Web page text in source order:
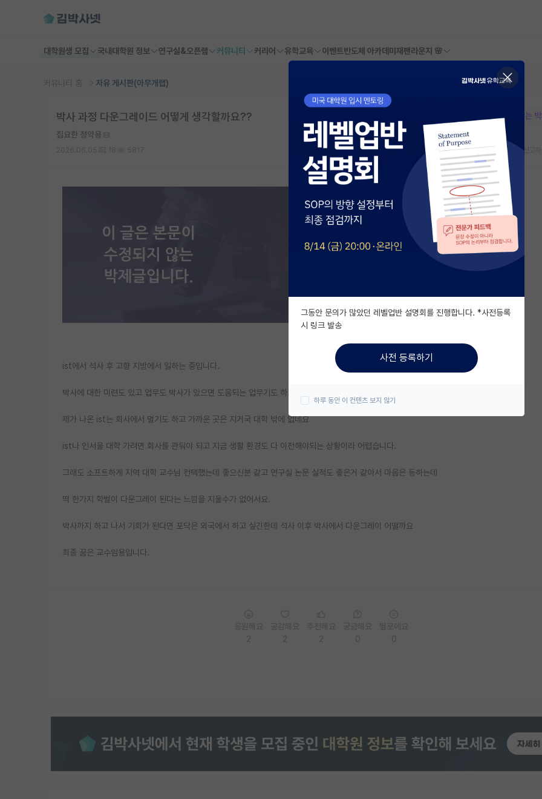
대학원생 모집 국내대학원 정보 연구실&오픈랩 커뮤니티 커리어 유학교육 이벤트반도체 아카데미 재팬라운지 🌸
커뮤니티 홈 자유 게시판(아무개랩)
본문이 수정되지 않는
박사 과정 다운그레이드 어떻게 생각할까요??
집요한 정약용
스크랩 신고
ist에서 석사 후 고향 지방에서 일하는 중입니다.
박사에 대한 미련도 있고 업무도 박사가 있으면 도움되는 업무기도 하고 회사 허락도 받아서 이번에 박사 진학을 생각 중인데
제가 나온 ist는 회사에서 멀기도 하고 가까운 곳은 지거국 대학 밖에 없네요
ist나 인서울 대학 가려면 회사를 관둬야 되고 지금 생활 환경도 다 이전해야되는 상황이라 어렵습니다.
그래도 소프트하게 지역 대학 교수님 컨택했는데 좋으신분 같고 연구실 논문 실적도 좋은거 같아서 마음은 동하는데
딱 한가지 학벌이 다운그레이 된다는 느낌을 지울수가 없어서요.
박사까지 하고 나서 기회가 된다면 포닥은 외국에서 하고 싶긴한데 석사 이후 박사에서 다운그레이 어떨까요
최종 꿈은 교수임용입니다.
그동안 문의가 많았던 레벨업반 설명회를 진행합니다. *사전등록
시 링크 발송
사전 등록하기
하루 동안 이 컨텐츠 보지 않기